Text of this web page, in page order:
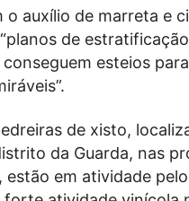
o auxílio de marreta e
de
esteios
de xisto,
da Guarda, nas
estão em atividade